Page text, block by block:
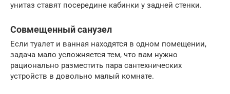
унитаз ставят посередине кабинки у задней стенки.
Совмещенный санузел
Если туалет и ванная находятся в одном помещении,
задача мало усложняется тем, что вам нужно
рационально разместить пара сантехнических
устройств в довольно малый комнате.